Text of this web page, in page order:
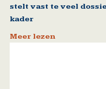
stelt vast te veel
kader
Meer lezen